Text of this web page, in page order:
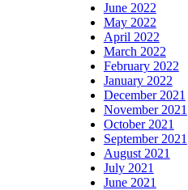
June 2022
May 2022
April 2022
March 2022
February 2022
January 2022
December 2021
November 2021
October 2021
September 2021
August 2021
July 2021
June 2021